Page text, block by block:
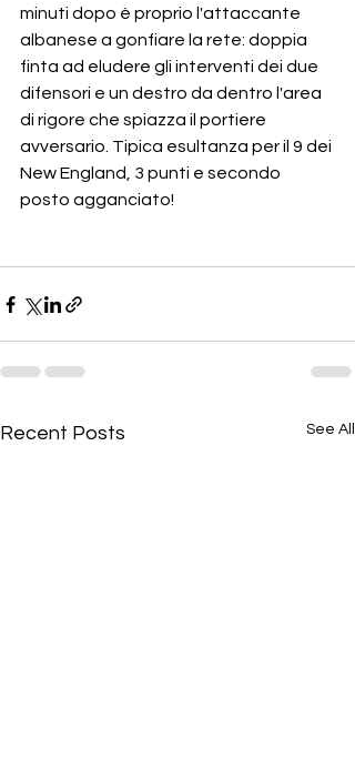
minuti dopo è proprio l'attaccante
albanese a gonfiare la rete: doppia
finta ad eludere gli interventi dei due
difensori e un destro da dentro l'area
di rigore che spiazza il portiere
avversario. Tipica esultanza per il 9 dei
New England, 3 punti e secondo
posto agganciato!
Recent Posts See All